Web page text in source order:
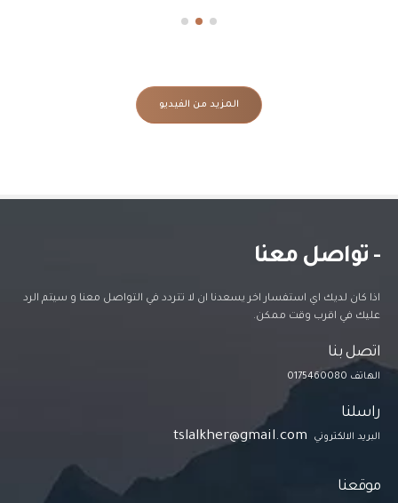
المزيد من الفيديو
- تواصل معنا
اذا كان لديك اي استفسار اخر يسعدنا ان لا تتردد في التواصل معنا و سيتم الرد
عليك في اقرب وقت ممكن.
اتصل بنا
الهاتف 0175460080
راسلنا
البريد الالكتروني
موقعنا